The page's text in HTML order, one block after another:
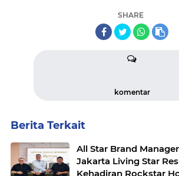
SHARE
komentar
Berita Terkait
All Star Brand
Jakarta Living Star
Kehadiran Rockstar